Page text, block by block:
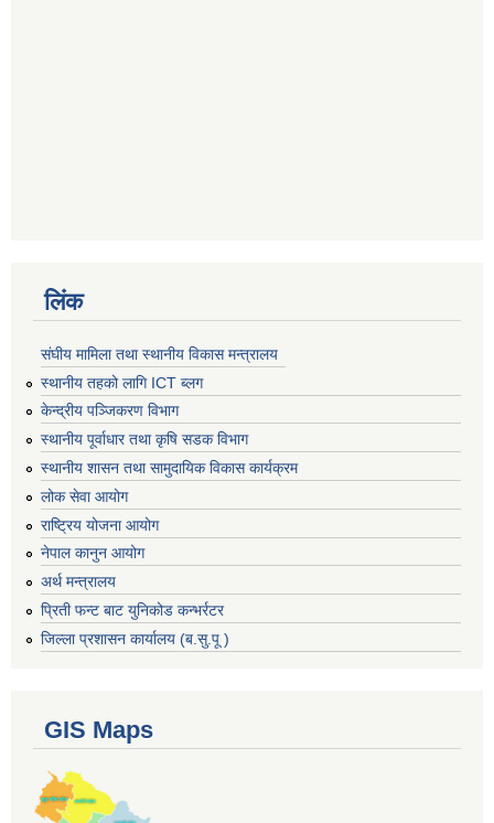
लिंक
संघीय मामिला तथा स्थानीय विकास मन्त्रालय
स्थानीय तहको लागि ICT ब्लग
केन्द्रीय पञ्जिकरण विभाग
स्थानीय पूर्वाधार तथा कृषि सडक विभाग
स्थानीय शासन तथा सामुदायिक विकास कार्यक्रम
लोक सेवा आयोग
राष्ट्रिय योजना आयोग
नेपाल कानुन आयोग
अर्थ मन्त्रालय
प्रिती फन्ट बाट युनिकोड कन्भर्रटर
जिल्ला प्रशासन कार्यालय (ब.सु.पू )
GIS Maps